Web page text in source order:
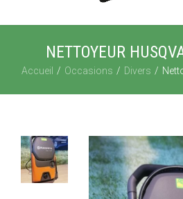
NETTOYEUR
Accueil Occasions Divers